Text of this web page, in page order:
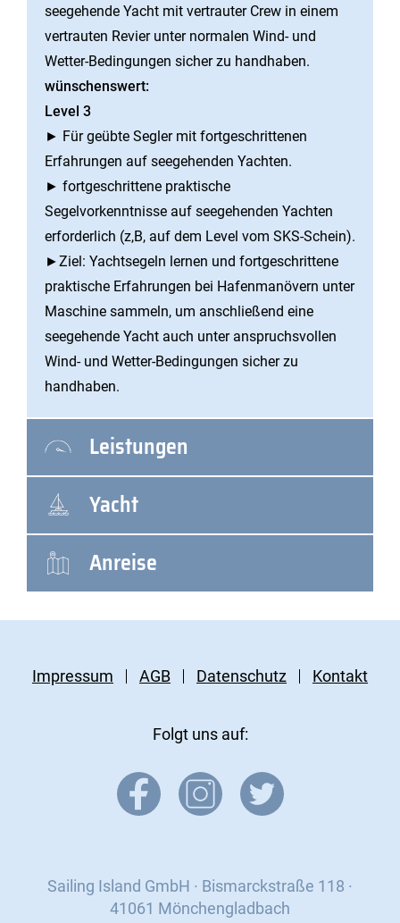
seegehende Yacht mit vertrauter Crew in einem
vertrauten Revier unter normalen Wind- und
Wetter-Bedingungen sicher zu handhaben.
wünschenswert:
Level 3
► Für geübte Segler mit fortgeschrittenen
Erfahrungen auf seegehenden Yachten.
► fortgeschrittene praktische
Segelvorkenntnisse auf seegehenden Yachten
erforderlich (z,B, auf dem Level vom SKS-Schein).
►Ziel: Yachtsegeln lernen und fortgeschrittene
praktische Erfahrungen bei Hafenmanövern unter
Maschine sammeln, um anschließend eine
seegehende Yacht auch unter anspruchsvollen
Wind- und Wetter-Bedingungen sicher zu
handhaben.
Leistungen
Yacht
Anreise
Impressum AGB Datenschutz Kontakt
Folgt uns auf:
Sailing Island GmbH · Bismarckstraße 118 ·
41061 Mönchengladbach